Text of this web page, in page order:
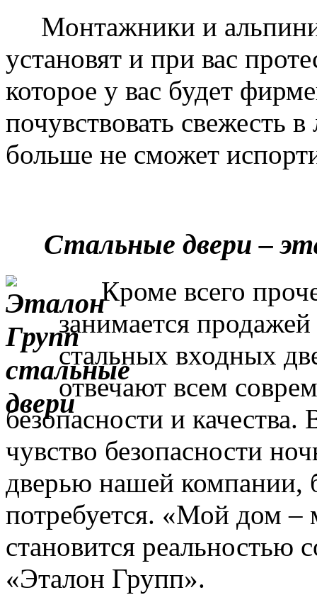
Монтажники и
установят и при вас
которое у вас будет
почувствовать свежесть
больше не сможет
Стальные двери –
Кроме всего
занимается
стальных входных
отвечают всем
безопасности и
чувство безопасности
дверью нашей компании,
потребуется. «Мой дом –
становится реальностью
«Эталон Групп».